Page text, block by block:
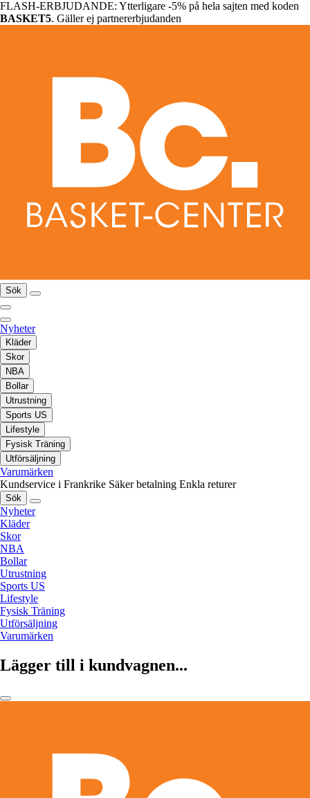
FLASH-ERBJUDANDE: Ytterligare -5% på hela sajten med koden
BASKET5. Gäller ej partnererbjudanden
Sök
Nyheter
Kläder
Skor
NBA
Bollar
Utrustning
Sports US
Lifestyle
Fysisk Träning
Utförsäljning
Varumärken
Kundservice i Frankrike Säker betalning Enkla returer
Sök
Nyheter
Kläder
Skor
NBA
Bollar
Utrustning
Sports US
Lifestyle
Fysisk Träning
Utförsäljning
Varumärken
Lägger till i kundvagnen...